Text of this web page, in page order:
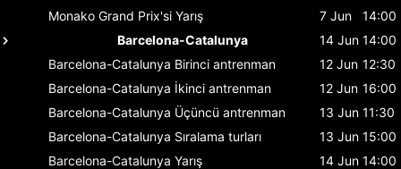
Monako Grand Prix'si Yarış 7 Jun
14:00
Barcelona-Catalunya
14 Jun 14:00
Barcelona-Catalunya Birinci antrenman 12 Jun 12:30
Barcelona-Catalunya İkinci antrenman 12 Jun 16:00
Barcelona-Catalunya Üçüncü antrenman 13 Jun 11:30
Barcelona-Catalunya Sıralama turları 13 Jun 15:00
Barcelona-Catalunya Yarış 14 Jun 14:00